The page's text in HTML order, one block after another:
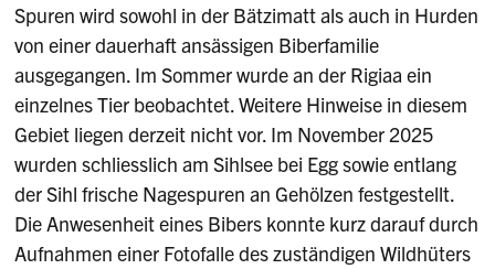
Spuren wird sowohl in der Bätzimatt als auch in Hurden
von einer dauerhaft ansässigen Biberfamilie
ausgegangen. Im Sommer wurde an der Rigiaa ein
einzelnes Tier beobachtet. Weitere Hinweise in diesem
Gebiet liegen derzeit nicht vor. Im November 2025
wurden schliesslich am Sihlsee bei Egg sowie entlang
der Sihl frische Nagespuren an Gehölzen festgestellt.
Die Anwesenheit eines Bibers konnte kurz darauf durch
Aufnahmen einer Fotofalle des zuständigen Wildhüters